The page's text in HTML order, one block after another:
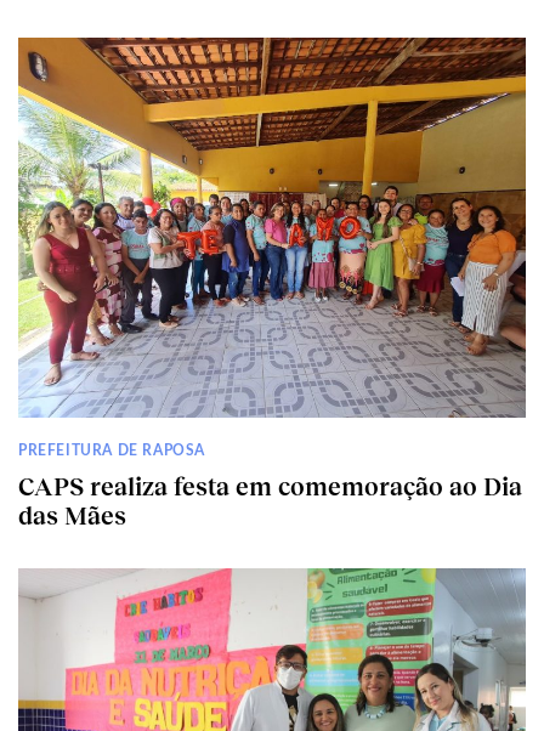
PREFEITURA DE RAPOSA
CAPS realiza festa em comemoração ao Dia
das Mães